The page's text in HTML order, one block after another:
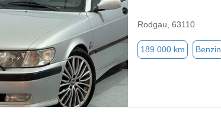
Rodgau, 63110
189.000 km Benzin